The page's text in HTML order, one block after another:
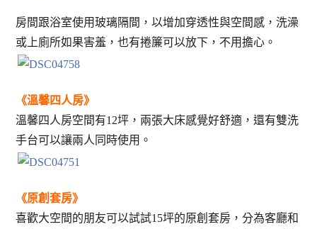
房間跟浴室使用玻璃隔間，以增加穿透性與空間感，洗澡
或上廁所如果害羞，也有捲簾可以放下，不用擔心。
《溫馨四人房》
溫馨四人房空間有12坪，兩張大床感覺好舒適，還有雙洗
手台可以讓兩人同時使用。
《原創套房》
喜歡大空間的朋友可以試試15坪的原創套房，分為客廳和